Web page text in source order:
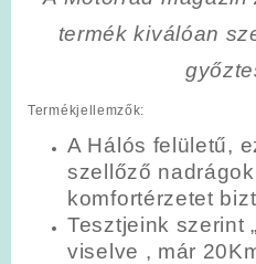
termék kiválóan
Termékjellemzők:
A Hálós felületű,
szellőző
komfortérzetet
Tesztjeink szerint
viselve , már